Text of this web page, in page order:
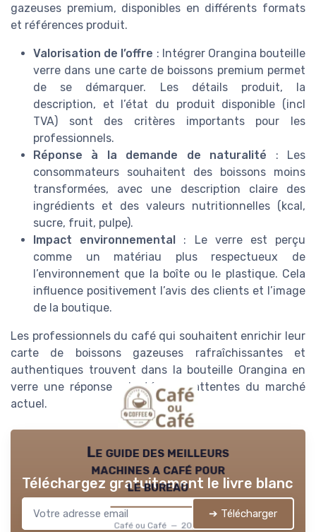
gazeuses premium, disponibles en différents formats
et références produit.
Valorisation de l’offre : Intégrer Orangina bouteille
verre dans une carte de boissons premium permet
de se démarquer. Les détails produit, la
description, et l’état du produit disponible (incl
TVA) sont des critères importants pour les
professionnels.
Réponse à la demande de naturalité : Les
consommateurs souhaitent des boissons moins
transformées, avec une description claire des
ingrédients et des valeurs nutritionnelles (kcal,
sucre, fruit, pulpe).
Impact environnemental : Le verre est perçu
comme un matériau plus respectueux de
l’environnement que la boîte ou le plastique. Cela
influence positivement l’avis des clients et l’image
de la boutique.
Les professionnels du café qui souhaitent enrichir leur
carte de boissons gazeuses rafraîchissantes et
authentiques trouvent dans la bouteille Orangina en
verre une réponse adaptée aux attentes du marché
actuel.
Le guide des meilleurs
machines a café pour
le bureau
Café ou Café — 2026
Téléchargez gratuitement le livre blanc
➔ Télécharger